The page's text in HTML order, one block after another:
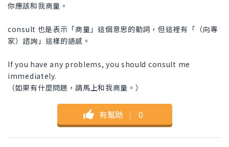
你應該和我商量。
consult 也是表示「商量」這個意思的動詞，但這裡有「（向專
家）諮詢」這樣的語感。
If you have any problems, you should consult me
immediately.
（如果有什麼問題，請馬上和我商量。）
有幫助 ｜ 0